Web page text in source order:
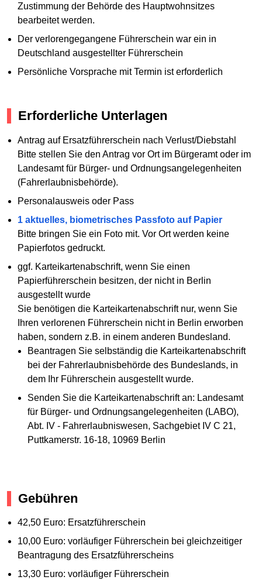
Zustimmung der Behörde des Hauptwohnsitzes
bearbeitet werden.
Der verlorengegangene Führerschein war ein in
Deutschland ausgestellter Führerschein
Persönliche Vorsprache mit Termin ist erforderlich
Erforderliche Unterlagen
Antrag auf Ersatzführerschein nach Verlust/Diebstahl
Bitte stellen Sie den Antrag vor Ort im Bürgeramt oder im
Landesamt für Bürger- und Ordnungsangelegenheiten
(Fahrerlaubnisbehörde).
Personalausweis oder Pass
1 aktuelles, biometrisches Passfoto auf Papier
Bitte bringen Sie ein Foto mit. Vor Ort werden keine
Papierfotos gedruckt.
ggf. Karteikartenabschrift, wenn Sie einen
Papierführerschein besitzen, der nicht in Berlin
ausgestellt wurde
Sie benötigen die Karteikartenabschrift nur, wenn Sie
Ihren verlorenen Führerschein nicht in Berlin erworben
haben, sondern z.B. in einem anderen Bundesland.
Beantragen Sie selbständig die Karteikartenabschrift
bei der Fahrerlaubnisbehörde des Bundeslands, in
dem Ihr Führerschein ausgestellt wurde.
Senden Sie die Karteikartenabschrift an: Landesamt
für Bürger- und Ordnungsangelegenheiten (LABO),
Abt. IV - Fahrerlaubniswesen, Sachgebiet IV C 21,
Puttkamerstr. 16-18, 10969 Berlin
Gebühren
42,50 Euro: Ersatzführerschein
10,00 Euro: vorläufiger Führerschein bei gleichzeitiger
Beantragung des Ersatzführerscheins
13,30 Euro: vorläufiger Führerschein